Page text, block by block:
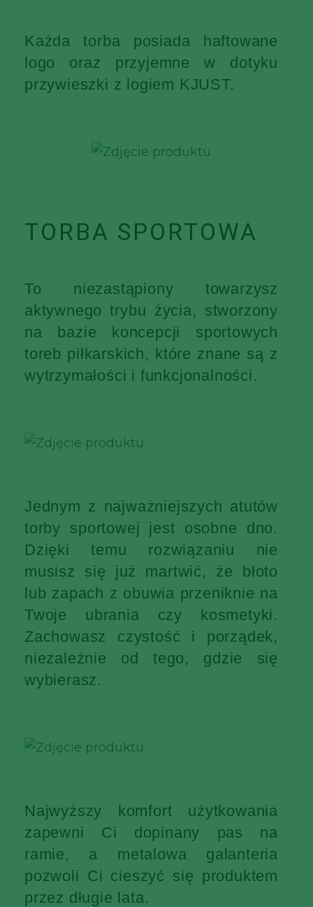
Każda torba posiada haftowane
logo oraz przyjemne w dotyku
przywieszki z logiem KJUST.
TORBA SPORTOWA
To niezastąpiony towarzysz
aktywnego trybu życia, stworzony
na bazie koncepcji sportowych
toreb piłkarskich, które znane są z
wytrzymałości i funkcjonalności.
Jednym z najważniejszych atutów
torby sportowej jest osobne dno.
Dzięki temu rozwiązaniu nie
musisz się już martwić, że błoto
lub zapach z obuwia przeniknie na
Twoje ubrania czy kosmetyki.
Zachowasz czystość i porządek,
niezależnie od tego, gdzie się
wybierasz.
Najwyższy komfort użytkowania
zapewni Ci dopinany pas na
ramie, a metalowa galanteria
pozwoli Ci cieszyć się produktem
przez długie lata.